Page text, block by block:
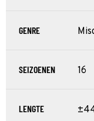
GENRE
SEIZOENEN 16
LENGTE